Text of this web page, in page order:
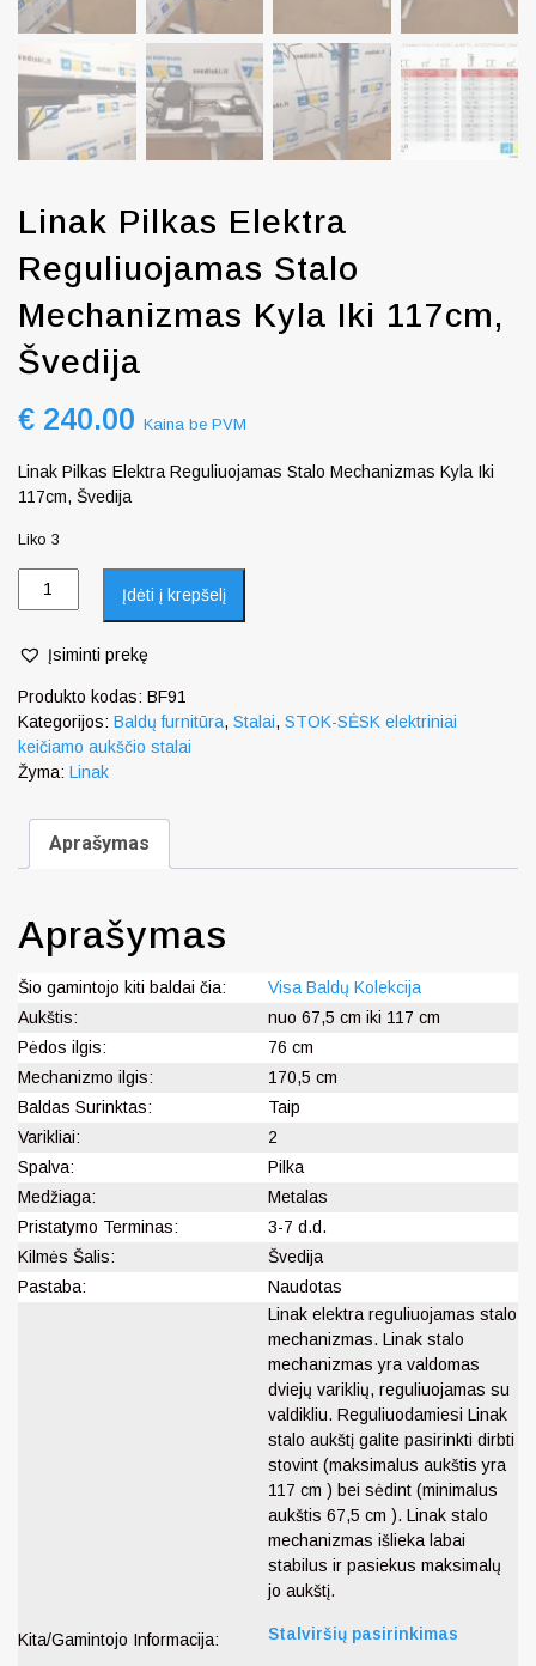
Linak Pilkas Elektra
Reguliuojamas Stalo
Mechanizmas Kyla Iki 117cm,
Švedija
€ 240.00 Kaina be PVM
Linak Pilkas Elektra Reguliuojamas Stalo Mechanizmas Kyla Iki
117cm, Švedija
Liko 3
Įdėti į krepšelį
Įsiminti prekę
Produkto kodas: BF91
Kategorijos: Baldų furnitūra, Stalai, STOK-SĖSK elektriniai
keičiamo aukščio stalai
Žyma: Linak
Aprašymas
Aprašymas
Šio gamintojo kiti baldai čia:
Visa Baldų Kolekcija
Aukštis:
nuo 67,5 cm iki 117 cm
Pėdos ilgis:
76 cm
Mechanizmo ilgis:
170,5 cm
Baldas Surinktas:
Taip
Varikliai:
2
Spalva:
Pilka
Medžiaga:
Metalas
Pristatymo Terminas:
3-7 d.d.
Kilmės Šalis:
Švedija
Pastaba:
Naudotas
Kita/Gamintojo Informacija:
Linak elektra reguliuojamas stalo
mechanizmas. Linak stalo
mechanizmas yra valdomas
dviejų variklių, reguliuojamas su
valdikliu. Reguliuodamiesi Linak
stalo aukštį galite pasirinkti dirbti
stovint (maksimalus aukštis yra
117 cm ) bei sėdint (minimalus
aukštis 67,5 cm ). Linak stalo
mechanizmas išlieka labai
stabilus ir pasiekus maksimalų
jo aukštį.
Stalviršių pasirinkimas